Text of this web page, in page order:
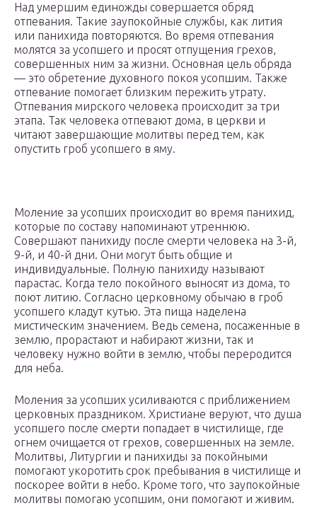
Над умершим единожды совершается обряд
отпевания. Такие заупокойные службы, как лития
или панихида повторяются. Во время отпевания
молятся за усопшего и просят отпущения грехов,
совершенных ним за жизни. Основная цель обряда
— это обретение духовного покоя усопшим. Также
отпевание помогает близким пережить утрату.
Отпевания мирского человека происходит за три
этапа. Так человека отпевают дома, в церкви и
читают завершающие молитвы перед тем, как
опустить гроб усопшего в яму.
Моление за усопших происходит во время панихид,
которые по составу напоминают утреннюю.
Совершают панихиду после смерти человека на 3-й,
9-й, и 40-й дни. Они могут быть общие и
индивидуальные. Полную панихиду называют
парастас. Когда тело покойного выносят из дома, то
поют литию. Согласно церковному обычаю в гроб
усопшего кладут кутью. Эта пища наделена
мистическим значением. Ведь семена, посаженные в
землю, прорастают и набирают жизни, так и
человеку нужно войти в землю, чтобы переродится
для неба.
Моления за усопших усиливаются с приближением
церковных праздником. Христиане веруют, что душа
усопшего после смерти попадает в чистилище, где
огнем очищается от грехов, совершенных на земле.
Молитвы, Литургии и панихиды за покойными
помогают укоротить срок пребывания в чистилище и
поскорее войти в небо. Кроме того, что заупокойные
молитвы помогаю усопшим, они помогают и живим.